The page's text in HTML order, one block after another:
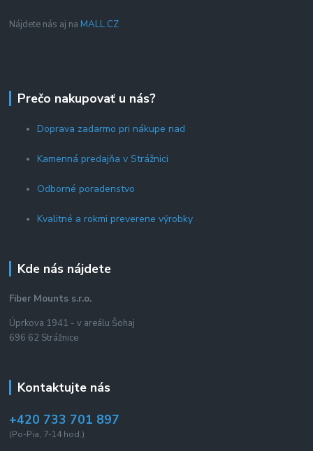
Nájdete nás aj na MALL.CZ
Prečo nakupovať u nás?
Doprava zadarmo pri nákupe nad
Kamenná predajňa v Strážnici
Odborné poradenstvo
Kvalitné a rokmi preverene výrobky
Kde nás nájdete
Fiber Mounts s.r.o.
Úprkova 1941 - v areálu Šohaj
696 62 Strážnice
Kontaktujte nás
+420 733 701 897
(Po-Pia, 7-14 hod.)